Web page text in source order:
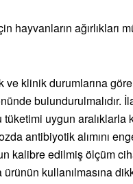
hayvanların ağırlıkları
klinik durumlarına
bulundurulmalıdır.
tüketimi uygun
antibiyotik alımını
kalibre edilmiş ölçüm
kullanılmasına